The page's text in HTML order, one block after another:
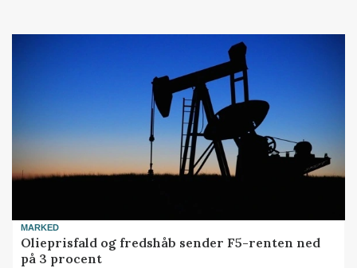
MARKED
Olieprisfald og fredshåb sender F5-renten ned
på 3 procent